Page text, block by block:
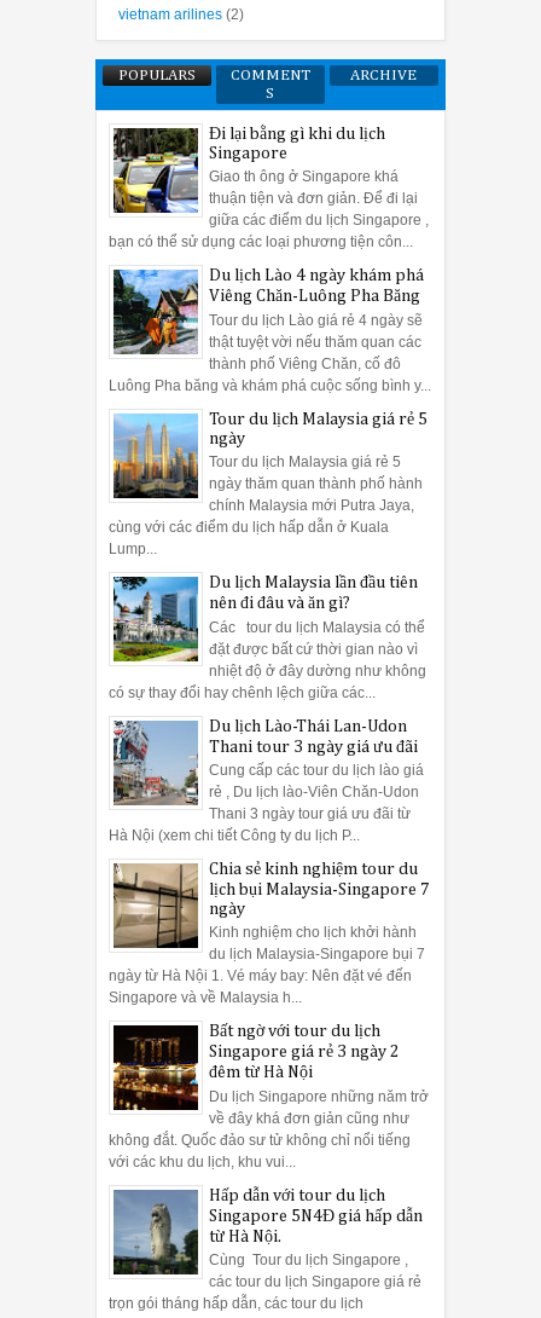
vietnam arilines (2)
POPULARS
COMMENT
S
ARCHIVE
Đi lại bằng gì khi du lịch
Singapore
Giao th ông ở Singapore khá
thuận tiện và đơn giản. Để đi lại
giữa các điểm du lịch Singapore ,
bạn có thể sử dụng các loại phương tiện côn...
Du lịch Lào 4 ngày khám phá
Viêng Chăn-Luông Pha Băng
Tour du lịch Lào giá rẻ 4 ngày sẽ
thật tuyệt vời nếu thăm quan các
thành phố Viêng Chăn, cố đô
Luông Pha băng và khám phá cuộc sống bình y...
Tour du lịch Malaysia giá rẻ 5
ngày
Tour du lịch Malaysia giá rẻ 5
ngày thăm quan thành phố hành
chính Malaysia mới Putra Jaya,
cùng với các điểm du lịch hấp dẫn ở Kuala
Lump...
Du lịch Malaysia lần đầu tiên
nên đi đâu và ăn gì?
Các tour du lịch Malaysia có thể
đặt được bất cứ thời gian nào vì
nhiệt độ ở đây dường như không
có sự thay đổi hay chênh lệch giữa các...
Du lịch Lào-Thái Lan-Udon
Thani tour 3 ngày giá ưu đãi
Cung cấp các tour du lịch lào giá
rẻ , Du lịch lào-Viên Chăn-Udon
Thani 3 ngày tour giá ưu đãi từ
Hà Nội (xem chi tiết Công ty du lịch P...
Chia sẻ kinh nghiệm tour du
lịch bụi Malaysia-Singapore 7
ngày
Kinh nghiệm cho lịch khởi hành
du lịch Malaysia-Singapore bụi 7
ngày từ Hà Nội 1. Vé máy bay: Nên đặt vé đến
Singapore và về Malaysia h...
Bất ngờ với tour du lịch
Singapore giá rẻ 3 ngày 2
đêm từ Hà Nội
Du lịch Singapore những năm trở
về đây khá đơn giản cũng như
không đắt. Quốc đảo sư tử không chỉ nổi tiếng
với các khu du lịch, khu vui...
Hấp dẫn với tour du lịch
Singapore 5N4Đ giá hấp dẫn
từ Hà Nội.
Cùng Tour du lịch Singapore ,
các tour du lịch Singapore giá rẻ
trọn gói tháng hấp dẫn, các tour du lịch